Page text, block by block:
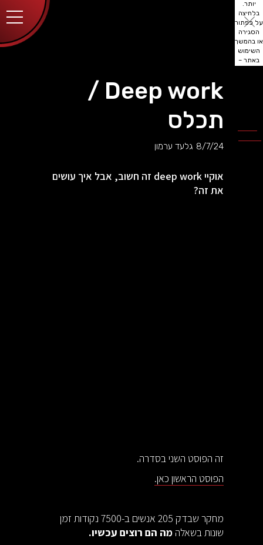
יותר.
בלחיצה
על כפתור
הסגירה
או בהמשך
השימוש
באתר –
Deep work /
תכלס
8/7/24 גלעד ערמון
אוקיי deep work זה חשוב, אבל איך עושים
את זה?
זה הפוסט השני בסדרה.
הפוסט הראשון כאן.
מחקר שבדק 205 אנשים ב-7500 נקודות זמן
שונות בשאלהמה הם רוצים עכשיו.